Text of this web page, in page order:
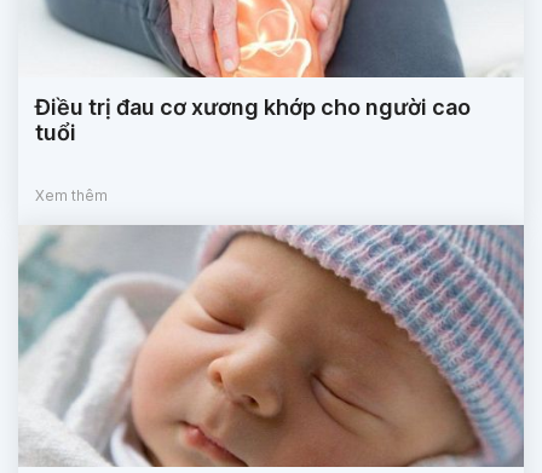
Điều trị đau cơ xương khớp cho người cao
tuổi
Xem thêm